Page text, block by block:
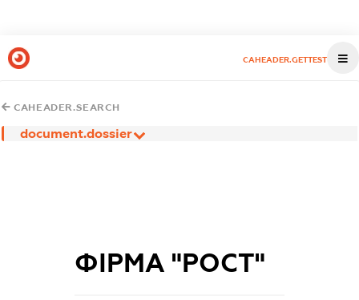
CAHEADER.GETTEST
CAHEADER.SEARCH
document.dossier
ФІРМА "РОСТ"